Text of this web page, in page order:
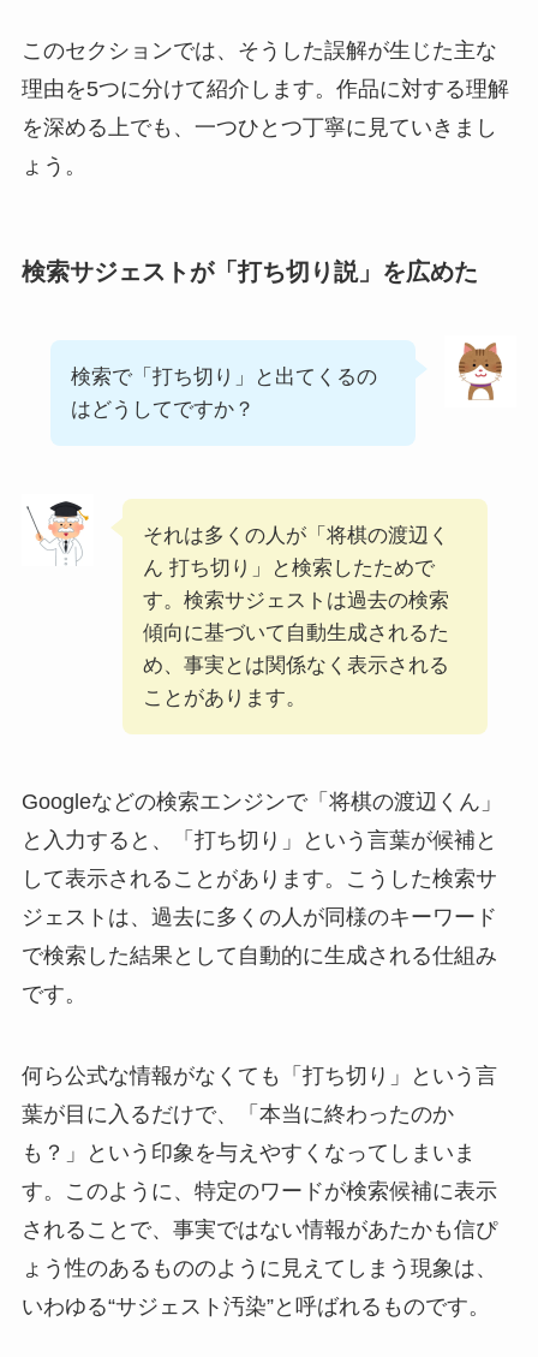
このセクションでは、そうした誤解が生じた主な
理由を5つに分けて紹介します。作品に対する理解
を深める上でも、一つひとつ丁寧に見ていきまし
ょう。
検索サジェストが「打ち切り説」を広めた
検索で「打ち切り」と出てくるの
はどうしてですか？
それは多くの人が「将棋の渡辺く
ん 打ち切り」と検索したためで
す。検索サジェストは過去の検索
傾向に基づいて自動生成されるた
め、事実とは関係なく表示される
ことがあります。
Googleなどの検索エンジンで「将棋の渡辺くん」
と入力すると、「打ち切り」という言葉が候補と
して表示されることがあります。こうした検索サ
ジェストは、過去に多くの人が同様のキーワード
で検索した結果として自動的に生成される仕組み
です。
何ら公式な情報がなくても「打ち切り」という言
葉が目に入るだけで、「本当に終わったのか
も？」という印象を与えやすくなってしまいま
す。このように、特定のワードが検索候補に表示
されることで、事実ではない情報があたかも信ぴ
ょう性のあるもののように見えてしまう現象は、
いわゆる“サジェスト汚染”と呼ばれるものです。